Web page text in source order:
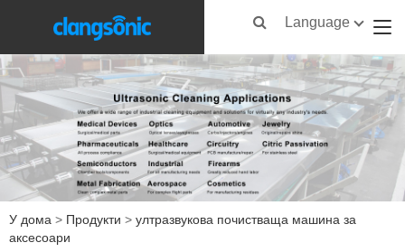
Language
У дома > Продукти > ултразвукова почистваща машина за
аксесоари